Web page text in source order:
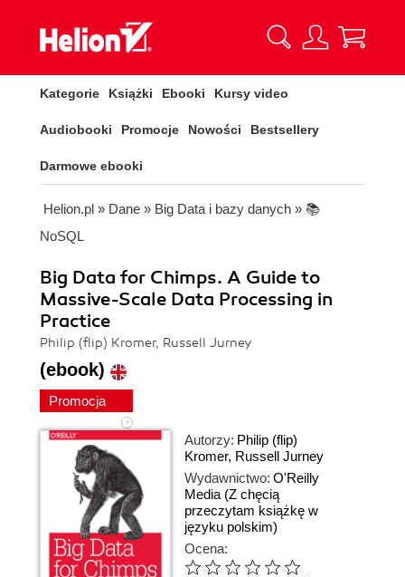
Kategorie Książki Ebooki Kursy video
Audiobooki Promocje Nowości Bestsellery
Darmowe ebooki
Helion.pl » Dane » Big Data i bazy danych » 📚
NoSQL
Big Data for Chimps. A Guide to
Massive-Scale Data Processing in
Practice
Philip (flip) Kromer, Russell Jurney
(ebook)
Promocja
Autorzy: Philip (flip)
Kromer, Russell Jurney
Wydawnictwo: O'Reilly
Media (Z chęcią
przeczytam książkę w
języku polskim)
Ocena: